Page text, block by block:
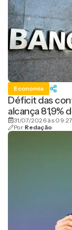
Economia
Déficit das
alcança 81,9%
31/07/2026 às 09:27
Por:Redação